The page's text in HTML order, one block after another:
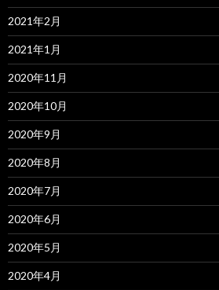
2021年2月
2021年1月
2020年11月
2020年10月
2020年9月
2020年8月
2020年7月
2020年6月
2020年5月
2020年4月